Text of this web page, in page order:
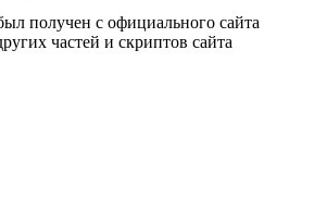
получен с официального сайта
частей и скриптов сайта